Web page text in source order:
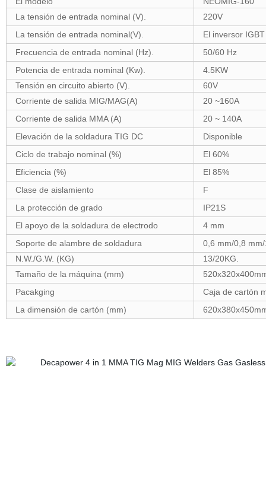
La tensión de entrada nominal (V).
220V
La tensión de entrada nominal(V).
El inversor IGBT
Frecuencia de entrada nominal (Hz).
50/60 Hz
Potencia de entrada nominal (Kw).
4.5KW
Tensión en circuito abierto (V).
60V
Corriente de salida MIG/MAG(A)
20 ~160A
Corriente de salida MMA (A)
20 ~ 140A
Elevación de la soldadura TIG DC
Disponible
Ciclo de trabajo nominal (%)
El 60%
Eficiencia (%)
El 85%
Clase de aislamiento
F
La protección de grado
IP21S
El apoyo de la soldadura de electrodo
4 mm
Soporte de alambre de soldadura
0,6 mm/0,8
N.W./G.W. (KG)
13/20KG.
Tamaño de la máquina (mm)
Pacakging
Caja de cartón
La dimensión de cartón (mm)